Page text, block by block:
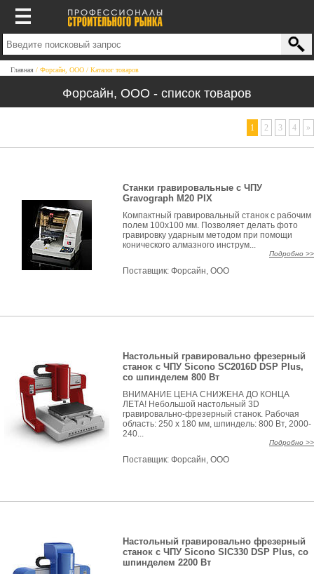
Главная Форсайн, ООО Каталог товаров
Форсайн, ООО - список товаров
1 2 3 4 »
Станки гравировальные с ЧПУ
Gravograph M20 PIX
Компактный гравировальный станок с рабочим
полем 100x100 мм. Позволяет делать фото
гравировку ударным методом при помощи
конического алмазного инструм...
Подробно >>
Поставщик: Форсайн, ООО
Настольный гравировально фрезерный
станок с ЧПУ Sicono SC2016D DSP Plus,
со шпинделем 800 Вт
ВНИМАНИЕ ЦЕНА СНИЖЕНА ДО КОНЦА
ЛЕТА! Небольшой настольный 3D
гравировально-фрезерный станок. Рабочая
область: 250 x 180 мм, шпиндель: 800 Вт, 2000-
240...
Подробно >>
Поставщик: Форсайн, ООО
Настольный гравировально фрезерный
станок с ЧПУ Sicono SIC330 DSP Plus, со
шпинделем 2200 Вт